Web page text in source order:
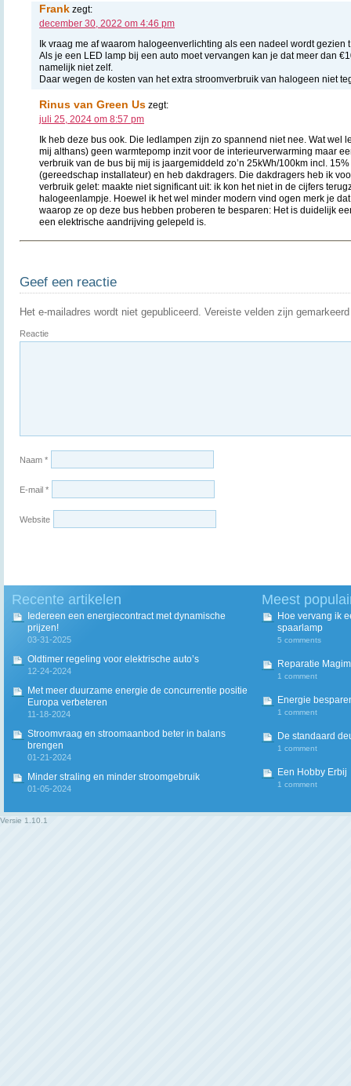
Frank zegt:
december 30, 2022 om 4:46 pm
Ik vraag me af waarom halogeenverlichting als een nadeel wordt gezien
Als je een LED lamp bij een auto moet vervangen kan je dat meer dan
namelijk niet zelf.
Daar wegen de kosten van het extra stroomverbruik van halogeen niet
Rinus van Green Us zegt:
juli 25, 2024 om 8:57 pm
Ik heb deze bus ook. Die ledlampen zijn zo spannend niet nee. Wat wel
mij althans) geen warmtepomp inzit voor de interieurverwarming maar
verbruik van de bus bij mij is jaargemiddeld zo’n 25kWh/100km incl.
(gereedschap installateur) en heb dakdragers. Die dakdragers heb ik
verbruik gelet: maakte niet significant uit: ik kon het niet in de cijfers
halogeenlampje. Hoewel ik het wel minder modern vind ogen merk je
waarop ze op deze bus hebben proberen te besparen: Het is duidelijk
een elektrische aandrijving gelepeld is.
Geef een reactie
Het e-mailadres wordt niet gepubliceerd. Vereiste velden zijn
Reactie
Naam *
E-mail *
Website
Recente artikelen
Iedereen een energiecontract met dynamische
prijzen!
03-31-2025
Oldtimer regeling voor elektrische auto’s
12-24-2024
Met meer duurzame energie de concurrentie positie
Europa verbeteren
11-18-2024
Stroomvraag en stroomaanbod beter in balans
brengen
01-21-2024
Minder straling en minder stroomgebruik
01-05-2024
Meest
Hoe vervang ik
spaarlamp
5 comments
Reparatie
1 comment
Energie
1 comment
De standaard
1 comment
Een Hobby Erbij
1 comment
Versie 1.10.1